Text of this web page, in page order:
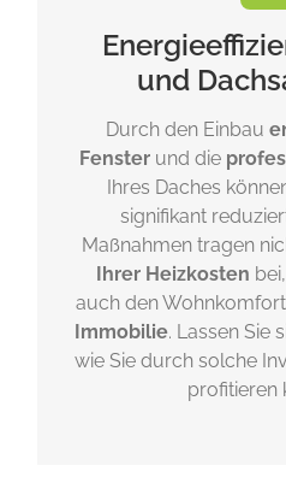
und
Durch den Einbau
Fensterund die
Ihres Daches
signifikant
Maßnahmen tragen
Ihrer Heizkosten
auch den
Immobilie. Lassen Sie
wie Sie durch solche
profitieren